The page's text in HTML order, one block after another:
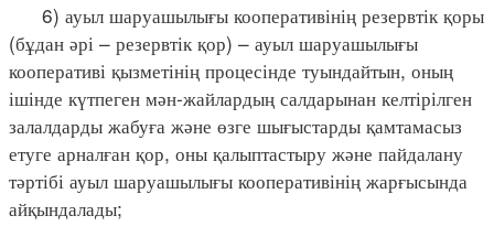
6) ауыл шаруашылығы кооперативінің резервтік қоры
(бұдан әрі – резервтік қор) – ауыл шаруашылығы
кооперативі қызметінің процесінде туындайтын, оның
ішінде күтпеген мән-жайлардың салдарынан келтірілген
залалдарды жабуға және өзге шығыстарды қамтамасыз
етуге арналған қор, оны қалыптастыру және пайдалану
тәртібі ауыл шаруашылығы кооперативінің жарғысында
айқындалады;